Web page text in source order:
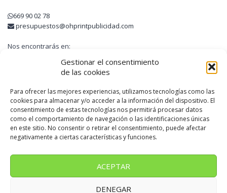
Gestionar el consentimiento
de las cookies
Para ofrecer las mejores experiencias, utilizamos tecnologías como las
cookies para almacenar y/o acceder a la información del dispositivo. El
consentimiento de estas tecnologías nos permitirá procesar datos
como el comportamiento de navegación o las identificaciones únicas
en este sitio. No consentir o retirar el consentimiento, puede afectar
negativamente a ciertas características y funciones.
ACEPTAR
DENEGAR
669 90 02 78
presupuestos@ohprintpublicidad.com
Nos encontrarás en:
08740 Sant Andreu de la Barca
OH! PRINT PUBLICIDAD
Somos una empresa líder de rotulación online situada en Sant